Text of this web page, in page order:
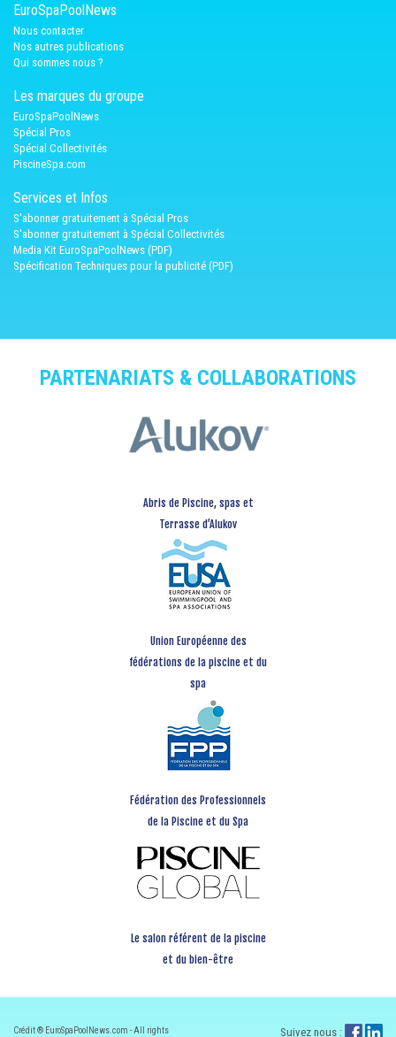
EuroSpaPoolNews
Nous contacter
Nos autres publications
Qui sommes nous ?
Les marques du groupe
EuroSpaPoolNews
Spécial Pros
Spécial Collectivités
PiscineSpa.com
Services et Infos
S'abonner gratuitement à Spécial Pros
S'abonner gratuitement à Spécial Collectivités
Media Kit EuroSpaPoolNews (PDF)
Spécification Techniques pour la publicité (PDF)
PARTENARIATS & COLLABORATIONS
Abris de Piscine, spas et
Terrasse d’Alukov
Union Européenne des
fédérations de la piscine et du
spa
Fédération des Professionnels
de la Piscine et du Spa
Le salon référent de la piscine
et du bien-être
Crédit ® EuroSpaPoolNews.com - All rights Suivez nous :